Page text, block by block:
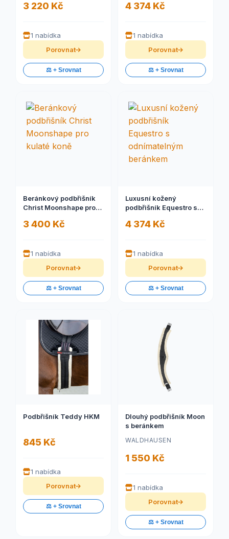
3 220 Kč
1 nabídka
Porovnat
⚖️ + Srovnat
4 374 Kč
1 nabídka
Porovnat
⚖️ + Srovnat
Beránkový podbřišník
Christ Moonshape pro
3 400 Kč
1 nabídka
Porovnat
⚖️ + Srovnat
Luxusní kožený
podbřišník Equestro s
beránkem
4 374 Kč
1 nabídka
Porovnat
⚖️ + Srovnat
Podbřišník Teddy HKM
845 Kč
1 nabídka
Porovnat
⚖️ + Srovnat
Dlouhý podbřišník Moon
s beránkem
WALDHAUSEN
1 550 Kč
1 nabídka
Porovnat
⚖️ + Srovnat